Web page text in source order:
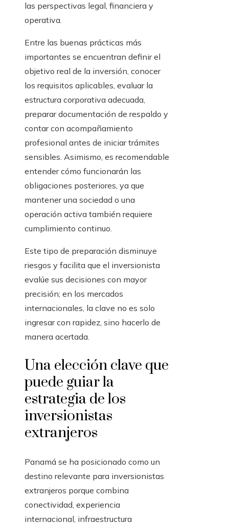
las perspectivas legal, financiera y
operativa.
Entre las buenas prácticas más
importantes se encuentran definir el
objetivo real de la inversión, conocer
los requisitos aplicables, evaluar la
estructura corporativa adecuada,
preparar documentación de respaldo y
contar con acompañamiento
profesional antes de iniciar trámites
sensibles. Asimismo, es recomendable
entender cómo funcionarán las
obligaciones posteriores, ya que
mantener una sociedad o una
operación activa también requiere
cumplimiento continuo.
Este tipo de preparación disminuye
riesgos y facilita que el inversionista
evalúe sus decisiones con mayor
precisión; en los mercados
internacionales, la clave no es solo
ingresar con rapidez, sino hacerlo de
manera acertada.
Una elección clave que
puede guiar la
estrategia de los
inversionistas
extranjeros
Panamá se ha posicionado como un
destino relevante para inversionistas
extranjeros porque combina
conectividad, experiencia
internacional, infraestructura